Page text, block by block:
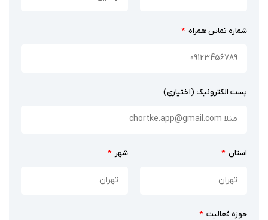
شماره تماس همراه
پست الکترونیک (اختیاری)
استان شهر
حوزه فعالیت